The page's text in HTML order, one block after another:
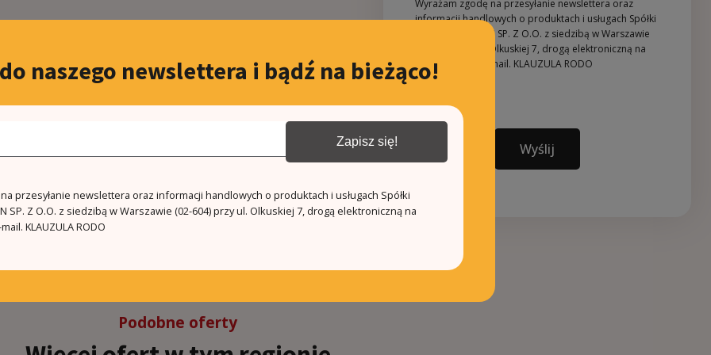
Wyrażam zgodę na przesyłanie newslettera oraz
informacji handlowych o produktach i usługach Spółki
REZYDENCJE ANIN SP. Z O.O. z siedzibą w Warszawie
(02-604) przy ul. Olkuskiej 7, drogą elektroniczną na
podany adres e-mail. KLAUZULA RODO
Wyślij
Podobne oferty
naszego newslettera i bądź na bieżąco!
Zapisz się!
przesyłanie newslettera oraz informacji handlowych o produktach i usługach Spółki
SP. Z O.O. z siedzibą w Warszawie (02-604) przy ul. Olkuskiej 7, drogą elektroniczną na
KLAUZULA RODO